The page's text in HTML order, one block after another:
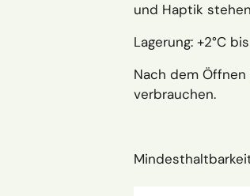
und Haptik
Lagerung: +2°C
Nach dem
verbrauchen.